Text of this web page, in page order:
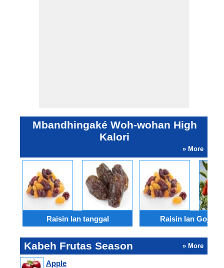
Mbandhingaké Woh-wohan High
Kalori
» More
Raisin lan tanggal Raisin lan
Kabeh Frutas Season » More
Apple